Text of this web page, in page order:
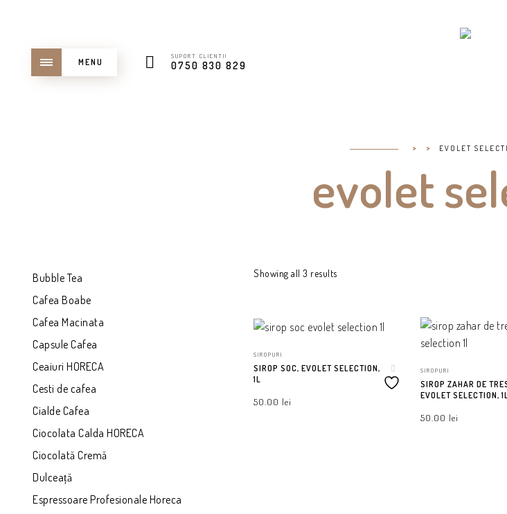
MENU
SUPORT CLIENTI!
0750 830 829
> > EVOLET
evolet
Bubble Tea
Cafea Boabe
Cafea Macinata
Capsule Cafea
Ceaiuri HORECA
Cesti de cafea
Cialde Cafea
Ciocolata Calda HORECA
Ciocolată Cremă
Dulceață
Espressoare Profesionale Horeca
Showing all 3 results
SIROPURI
SIROP SOC, EVOLET SELECTION,
1L
50.00 lei
SIROPURI
SIROP ZAHAR DE
EVOLET SELECTION,
50.00 lei